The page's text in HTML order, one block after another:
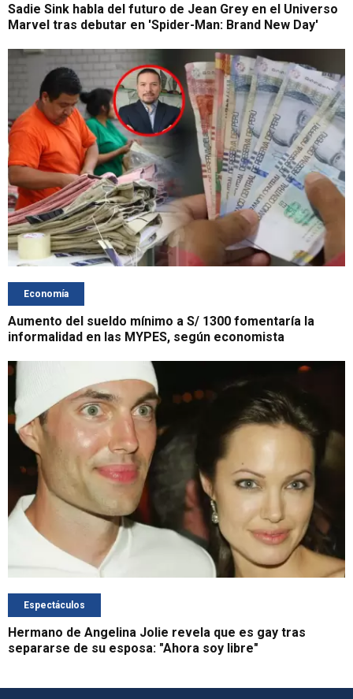
Sadie Sink habla del futuro de Jean Grey en el Universo
Marvel tras debutar en 'Spider-Man: Brand New Day'
Economía
Aumento del sueldo mínimo a S/ 1300 fomentaría la
informalidad en las MYPES, según economista
Espectáculos
Hermano de Angelina Jolie revela que es gay tras
separarse de su esposa: "Ahora soy libre"